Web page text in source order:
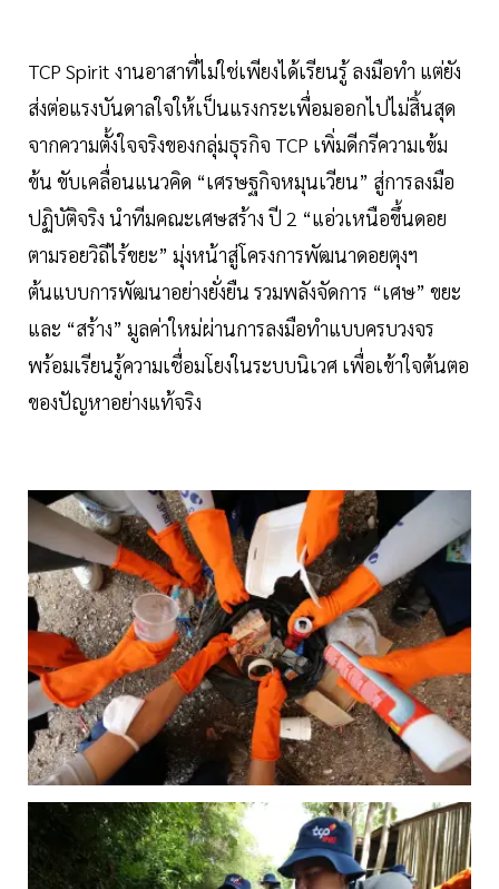
TCP Spirit งานอาสาที่ไม่ใช่เพียงได้เรียนรู้ ลงมือทำ แต่ยัง
ส่งต่อแรงบันดาลใจให้เป็นแรงกระเพื่อมออกไปไม่สิ้นสุด
จากความตั้งใจจริงของกลุ่มธุรกิจ TCP เพิ่มดีกรีความเข้ม
ข้น ขับเคลื่อนแนวคิด “เศรษฐกิจหมุนเวียน” สู่การลงมือ
ปฏิบัติจริง นำทีมคณะเศษสร้าง ปี 2 “แอ่วเหนือขึ้นดอย
ตามรอยวิถีไร้ขยะ” มุ่งหน้าสู่โครงการพัฒนาดอยตุงฯ
ต้นแบบการพัฒนาอย่างยั่งยืน รวมพลังจัดการ “เศษ” ขยะ
และ “สร้าง” มูลค่าใหม่ผ่านการลงมือทำแบบครบวงจร
พร้อมเรียนรู้ความเชื่อมโยงในระบบนิเวศ เพื่อเข้าใจต้นตอ
ของปัญหาอย่างแท้จริง